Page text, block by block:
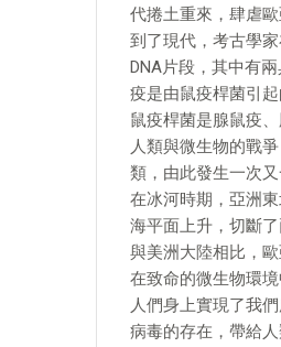
代捲土重來，肆虐
到了現代，考古學
DNA片段，其中有
疫是由鼠疫桿菌引起
鼠疫桿菌是腺鼠疫
人類與微生物的戰
類，由此發生一次又
在冰河時期，亞洲
海平面上升，切斷
與美洲大陸相比，
在致命的微生物環
人們身上實現了我
病毒的存在，帶給